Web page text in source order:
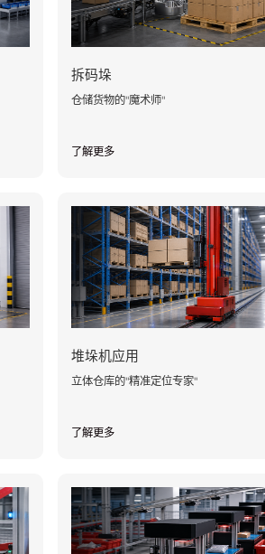
拆码垛
仓储货物的"魔术师"
了解更多
堆垛机应用
立体仓库的"精准定位专家"
了解更多